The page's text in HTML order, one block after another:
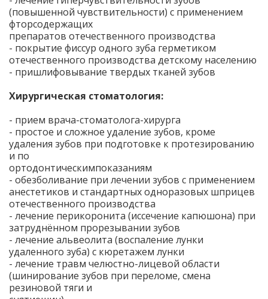
(повышенной чувствительности) с применением
фторсодержащих
препаратов отечественного производства
- покрытие фиссур одного зуба герметиком
отечественного производства детскому населению
- пришлифовывание твердых тканей зубов
Хирургическая стоматология:
- прием врача-стоматолога-хирурга
- простое и сложное удаление зубов, кроме
удаления зубов при подготовке к протезированию
и по
ортодонтическимпоказаниям
- обезболивание при лечении зубов с применением
анестетиков и стандартных одноразовых шприцев
отечественного производства
- лечение перикоронита (иссечение капюшона) при
затруднённом прорезывании зубов
- лечение альвеолита (воспаление лунки
удаленного зуба) с кюретажем лунки
- лечение травм челюстно-лицевой области
(шинирование зубов при переломе, смена
резиновой тяги и